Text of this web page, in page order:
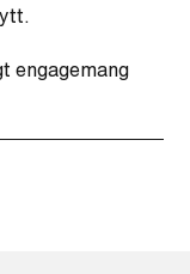
engagemang